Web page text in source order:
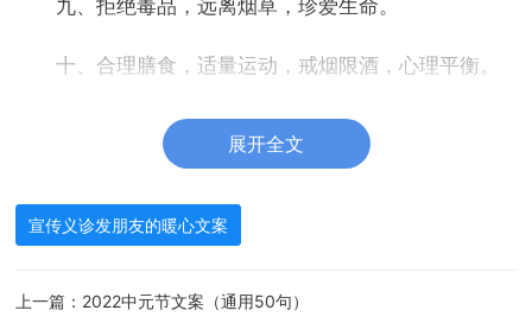
九、拒绝毒品，远离烟草，珍爱生命。
十、合理膳食，适量运动，戒烟限酒，心理平衡。
宣传义诊发朋友的暖心文案2
1、送健康送温暖，关爱社区在义诊。
2、倡导科学、友善、良知、落实以病人为中心。
发展。
展开全文
宣传义诊发朋友的暖心文案
上一篇： 2022中元节文案（通用50句）